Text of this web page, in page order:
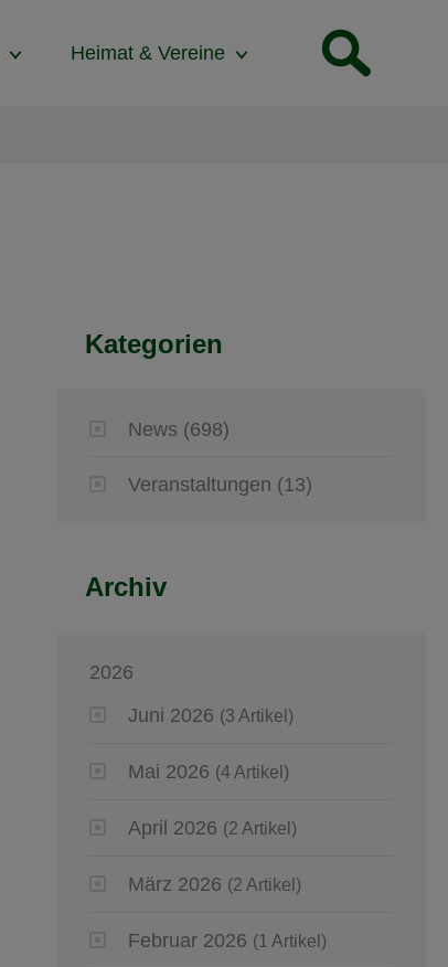
Heimat & Vereine
Kategorien
News (698)
Veranstaltungen (13)
Archiv
2026
Juni 2026 (3 Artikel)
Mai 2026 (4 Artikel)
April 2026 (2 Artikel)
März 2026 (2 Artikel)
Februar 2026 (1 Artikel)